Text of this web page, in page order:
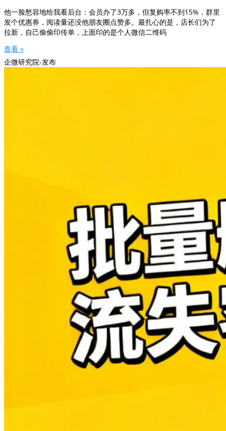
他一脸愁容地给我看后台：会员办了3万多，但复购率不到15%，群里
发个优惠券，阅读量还没他朋友圈点赞多。最扎心的是，店长们为了
拉新，自己偷偷印传单，上面印的是个人微信二维码
查看 »
企微研究院-发布